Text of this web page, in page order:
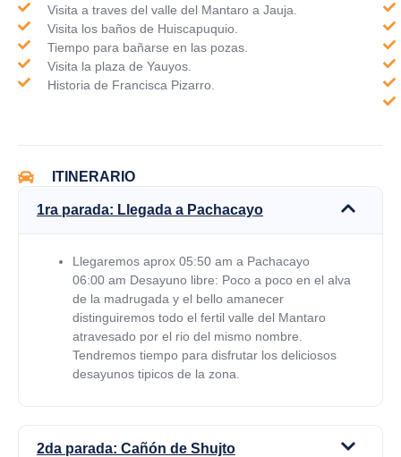
Visita a traves del valle del Mantaro a Jauja.
Visita los baños de Huiscapuquio.
Tiempo para bañarse en las pozas.
Visita la plaza de Yauyos.
Historia de Francisca Pizarro.
ITINERARIO
1ra parada: Llegada a Pachacayo
Llegaremos aprox 05:50 am a Pachacayo
06:00 am Desayuno libre: Poco a poco en el alva
de la madrugada y el bello amanecer
distinguiremos todo el fertil valle del Mantaro
atravesado por el rio del mismo nombre.
Tendremos tiempo para disfrutar los deliciosos
desayunos tipicos de la zona.
2da parada: Cañón de Shujto